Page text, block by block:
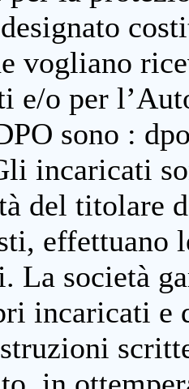
vogliano
e/o per
sono :
incaricati
del titolare
effettuano
La società
incaricati e